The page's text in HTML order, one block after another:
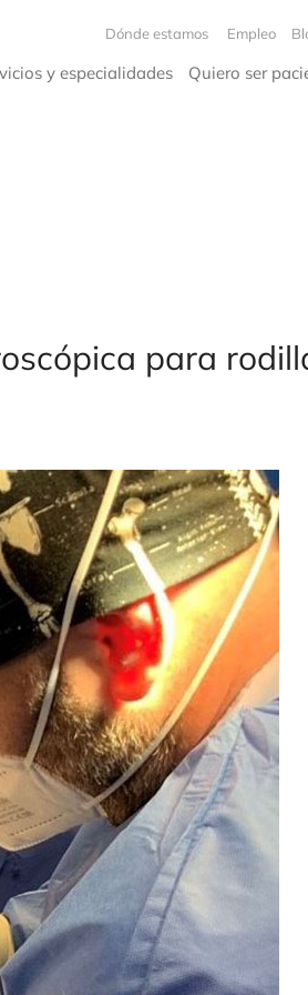
y especialidades Quiero ser
Dónde estamos Empleo
para